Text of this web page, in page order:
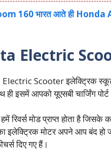
160 भारत आते ही Honda
Electric
Scooter इलेक्ट्रिक
ही इसमें आपको यूएसबी चार्जिंग
रिवर्स मोड प्राप्त होता है
इलेक्ट्रिक मोटर अपने आप बंद
दिए गए हैं।